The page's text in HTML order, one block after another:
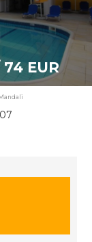
74 EUR